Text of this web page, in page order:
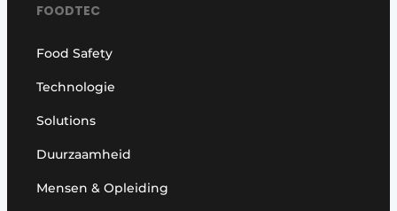
FOODTEC
Food Safety
Technologie
Solutions
Duurzaamheid
Mensen & Opleiding